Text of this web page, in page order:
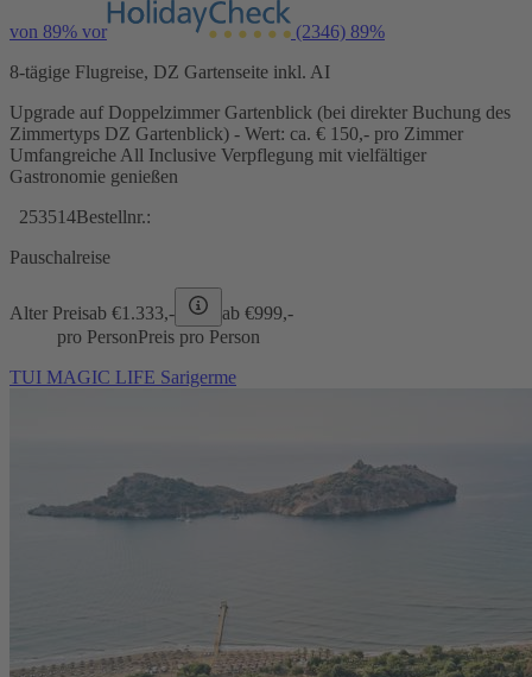
von 89% vor (2346) 89%
8-tägige Flugreise, DZ Gartenseite inkl. AI
Upgrade auf Doppelzimmer Gartenblick (bei direkter Buchung des
Zimmertyps DZ Gartenblick) - Wert: ca. € 150,- pro Zimmer
Umfangreiche All Inclusive Verpflegung mit vielfältiger
Gastronomie genießen
253514Bestellnr.:
Pauschalreise
Alter Preisab €1.333,- ab €999,-
pro PersonPreis pro Person
TUI MAGIC LIFE Sarigerme